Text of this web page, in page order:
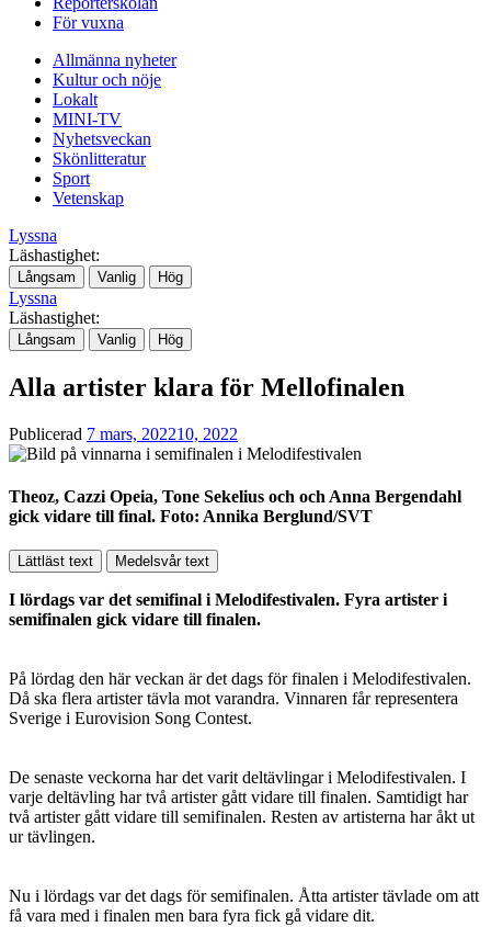
För vuxna
Allmänna nyheter
Kultur och nöje
Lokalt
MINI-TV
Nyhetsveckan
Skönlitteratur
Sport
Vetenskap
Lyssna
Läshastighet:
Långsam Vanlig Hög
Lyssna
Läshastighet:
Långsam Vanlig Hög
Alla artister klara för Mellofinalen
Publicerad 7 mars, 202210, 2022
Theoz, Cazzi Opeia, Tone Sekelius och och Anna Bergendahl
gick vidare till final. Foto: Annika Berglund/SVT
Lättläst text Medelsvår text
I lördags var det semifinal i Melodifestivalen. Fyra artister i
semifinalen gick vidare till finalen.
På lördag den här veckan är det dags för finalen i Melodifestivalen.
Då ska flera artister tävla mot varandra. Vinnaren får representera
Sverige i Eurovision Song Contest.
De senaste veckorna har det varit deltävlingar i Melodifestivalen. I
varje deltävling har två artister gått vidare till finalen. Samtidigt har
två artister gått vidare till semifinalen. Resten av artisterna har åkt ut
ur tävlingen.
Nu i lördags var det dags för semifinalen. Åtta artister tävlade om att
få vara med i finalen men bara fyra fick gå vidare dit.